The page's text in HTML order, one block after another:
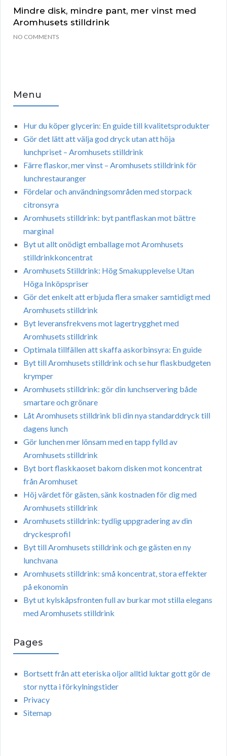
Mindre disk, mindre pant, mer vinst med
Aromhusets stilldrink
NO COMMENTS
Menu
Hur du köper glycerin: En guide till kvalitetsprodukter
Gör det lätt att välja god dryck utan att höja
lunchpriset – Aromhusets stilldrink
Färre flaskor, mer vinst – Aromhusets stilldrink för
lunchrestauranger
Fördelar och användningsområden med storpack
citronsyra
Aromhusets stilldrink: byt pantflaskan mot bättre
marginal
Byt ut allt onödigt emballage mot Aromhusets
stilldrinkkoncentrat
Aromhusets Stilldrink: Hög Smakupplevelse Utan
Höga Inköpspriser
Gör det enkelt att erbjuda flera smaker samtidigt med
Aromhusets stilldrink
Byt leveransfrekvens mot lagertrygghet med
Aromhusets stilldrink
Optimala tillfällen att skaffa askorbinsyra: En guide
Byt till Aromhusets stilldrink och se hur flaskbudgeten
krymper
Aromhusets stilldrink: gör din lunchservering både
smartare och grönare
Låt Aromhusets stilldrink bli din nya standarddryck till
dagens lunch
Gör lunchen mer lönsam med en tapp fylld av
Aromhusets stilldrink
Byt bort flaskkaoset bakom disken mot koncentrat
från Aromhuset
Höj värdet för gästen, sänk kostnaden för dig med
Aromhusets stilldrink
Aromhusets stilldrink: tydlig uppgradering av din
dryckesprofil
Byt till Aromhusets stilldrink och ge gästen en ny
lunchvana
Aromhusets stilldrink: små koncentrat, stora effekter
på ekonomin
Byt ut kylskåpsfronten full av burkar mot stilla elegans
med Aromhusets stilldrink
Pages
Bortsett från att eteriska oljor alltid luktar gott gör de
stor nytta i förkylningstider
Privacy
Sitemap